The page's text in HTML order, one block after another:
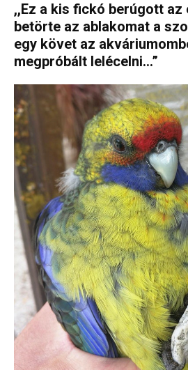
,,Ez a kis fickó berúgott az
betörte az ablakomat a
egy követ az
megpróbált lelécelni…”